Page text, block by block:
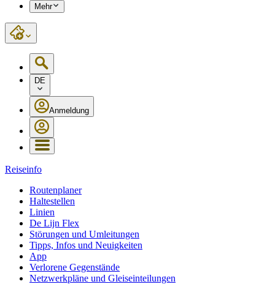
Mehr
DE
Anmeldung
Reiseinfo
Routenplaner
Haltestellen
Linien
De Lijn Flex
Störungen und Umleitungen
Tipps, Infos und Neuigkeiten
App
Verlorene Gegenstände
Netzwerkpläne und Gleiseinteilungen